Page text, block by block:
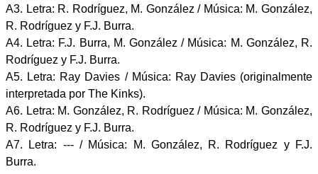
A3. Letra: R. Rodríguez, M. González / Música: M. González,
R. Rodríguez y F.J. Burra.
A4. Letra: F.J. Burra, M. González / Música: M. González, R.
Rodríguez y F.J. Burra.
A5. Letra: Ray Davies / Música: Ray Davies (originalmente
interpretada por The Kinks).
A6. Letra: M. González, R. Rodríguez / Música: M. González,
R. Rodríguez y F.J. Burra.
A7. Letra: --- / Música: M. González, R. Rodríguez y F.J.
Burra.